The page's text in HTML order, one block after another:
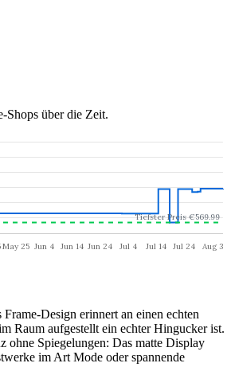
Shops über die Zeit.
Design erinnert an einen echten
Raum aufgestellt ein echter Hingucker ist.
ohne Spiegelungen: Das matte Display
im Art Mode oder spannende